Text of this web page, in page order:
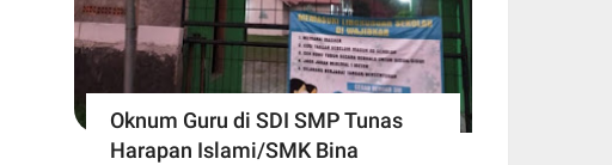
Oknum Guru di SDI SMP Tunas
Harapan Islami/SMK Bina